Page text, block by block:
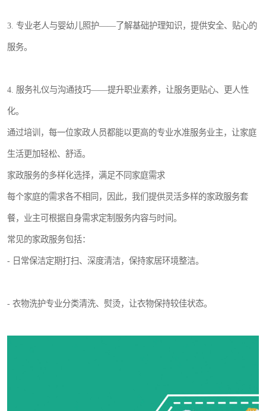
3. 专业老人与婴幼儿照护——了解基础护理知识，提供安全、贴心的
服务。
4. 服务礼仪与沟通技巧——提升职业素养，让服务更贴心、更人性
化。
通过培训，每一位家政人员都能以更高的专业水准服务业主，让家庭
生活更加轻松、舒适。
家政服务的多样化选择，满足不同家庭需求
每个家庭的需求各不相同，因此，我们提供灵活多样的家政服务套
餐，业主可根据自身需求定制服务内容与时间。
常见的家政服务包括：
- 日常保洁定期打扫、深度清洁，保持家居环境整洁。
- 衣物洗护专业分类清洗、熨烫，让衣物保持较佳状态。